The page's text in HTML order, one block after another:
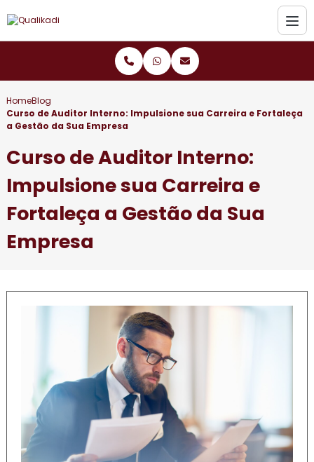
HomeBlog
Curso de Auditor Interno: Impulsione sua Carreira e Fortaleça
a Gestão da Sua Empresa
Curso de Auditor Interno:
Impulsione sua Carreira e
Fortaleça a Gestão da Sua
Empresa